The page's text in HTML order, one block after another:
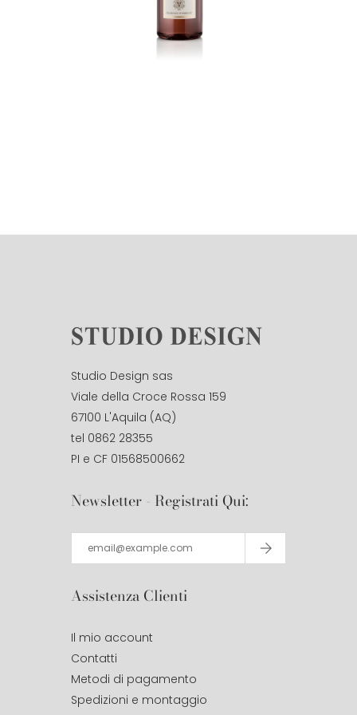
Studio Design sas
Viale della Croce Rossa 159
67100 L'Aquila (AQ)
tel 0862 28355
PI e CF 01568500662
Newsletter - Registrati Qui:
Assistenza Clienti
Il mio account
Contatti
Metodi di pagamento
Spedizioni e montaggio